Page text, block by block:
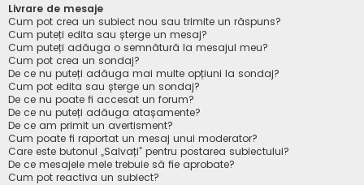
Livrare de mesaje
Cum pot crea un subiect nou sau trimite un răspuns?
Cum puteți edita sau șterge un mesaj?
Cum puteți adăuga o semnătură la mesajul meu?
Cum pot crea un sondaj?
De ce nu puteți adăuga mai multe opțiuni la sondaj?
Cum pot edita sau șterge un sondaj?
De ce nu poate fi accesat un forum?
De ce nu puteți adăuga atașamente?
De ce am primit un avertisment?
Cum poate fi raportat un mesaj unui moderator?
Care este butonul „Salvați” pentru postarea subiectului?
De ce mesajele mele trebuie să fie aprobate?
Cum pot reactiva un subiect?